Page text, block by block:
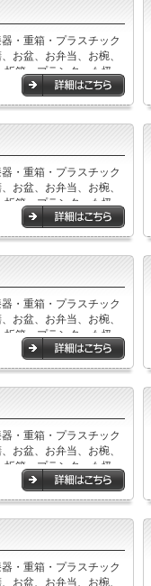
・重箱・プラスチック
お盆、お弁当、お椀、
折箱、プランターも扱っ
・重箱・プラスチック
お盆、お弁当、お椀、
折箱、プランターも扱っ
・重箱・プラスチック
お盆、お弁当、お椀、
折箱、プランターも扱っ
・重箱・プラスチック
お盆、お弁当、お椀、
折箱、プランターも扱っ
・重箱・プラスチック
お盆、お弁当、お椀、